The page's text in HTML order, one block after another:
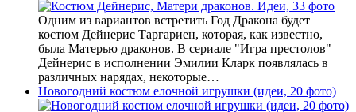
Одним из вариантов встретить Год Дракона будет
костюм Дейнерис Таргариен, которая, как известно,
была Матерью драконов. В сериале "Игра престолов"
Дейнерис в исполнении Эмилии Кларк появлялась в
различных нарядах, некоторые…
Новогодний костюм елочной игрушки (идеи, 20 фото)